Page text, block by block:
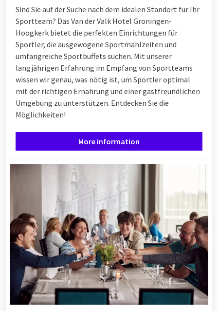
Sind Sie auf der Suche nach dem idealen Standort für Ihr
Sportteam? Das Van der Valk Hotel Groningen-
Hoogkerk bietet die perfekten Einrichtungen für
Sportler, die ausgewogene Sportmahlzeiten und
umfangreiche Sportbuffets suchen. Mit unserer
langjährigen Erfahrung im Empfang von Sportteams
wissen wir genau, was nötig ist, um Sportler optimal
mit der richtigen Ernährung und einer gastfreundlichen
Umgebung zu unterstützen. Entdecken Sie die
Möglichkeiten!
More information